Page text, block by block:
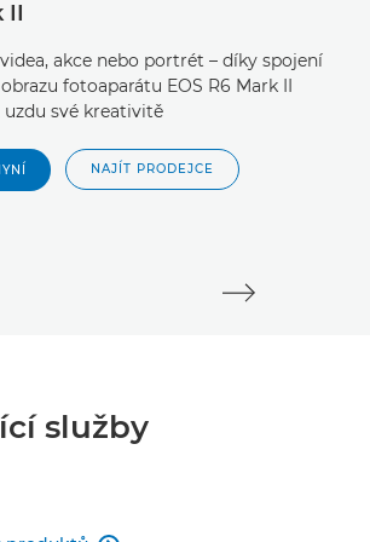
II
akce nebo portrét – díky spojení
fotoaparátu EOS R6 Mark II
své kreativitě
NAJÍT PRODEJCE
služby